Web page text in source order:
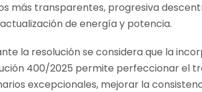
más transparentes, progresiva
de energía y potencia.
la resolución se considera que la
400/2025 permite perfeccionar el
excepcionales, mejorar la